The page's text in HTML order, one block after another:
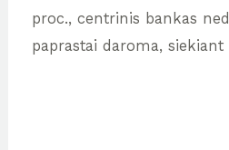
proc., centrinis bankas
paprastai daroma,